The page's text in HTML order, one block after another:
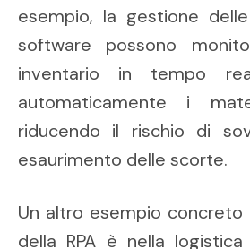
esempio, la gestione
software possono
inventario in tempo
automaticamente i
riducendo il rischio di
esaurimento delle scorte.
Un altro esempio concreto
della RPA è nella